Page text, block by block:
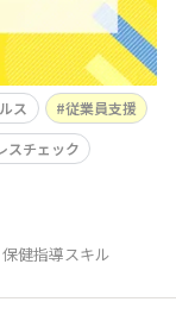
ス
従業員支援
スチェック
健指導スキル